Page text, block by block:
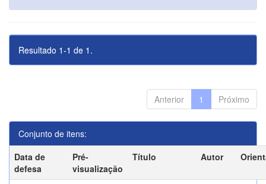
Resultado 1-1 de 1.
Anterior 1 Próximo
Conjunto de itens:
Data de
defesa
Pré-
visualização
Título Autor